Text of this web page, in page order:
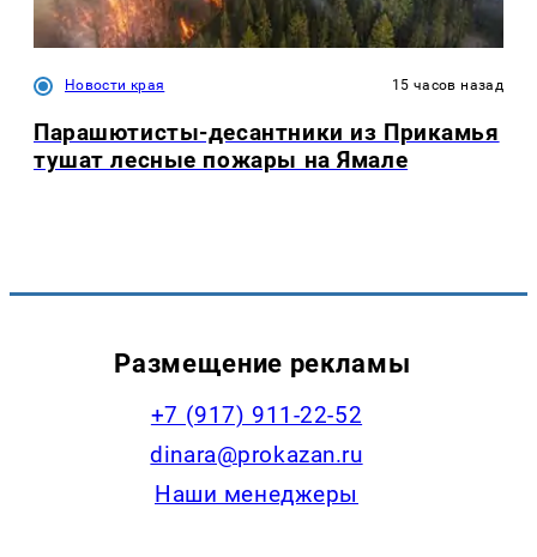
Новости края 15 часов назад
Парашютисты-десантники из Прикамья
тушат лесные пожары на Ямале
Размещение рекламы
+7 (917) 911-22-52
dinara@prokazan.ru
Наши менеджеры